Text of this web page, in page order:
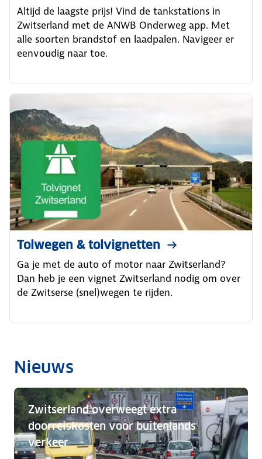
Altijd de laagste prijs! Vind de tankstations in
Zwitserland met de ANWB Onderweg app. Met
alle soorten brandstof en laadpalen. Navigeer er
eenvoudig naar toe.
Tolwegen & tolvignetten
Ga je met de auto of motor naar Zwitserland?
Dan heb je een vignet Zwitserland nodig om over
de Zwitserse (snel)wegen te rijden.
Nieuws
Zwitserland overweegt extra
doorreiskosten voor buitenlands
verkeer